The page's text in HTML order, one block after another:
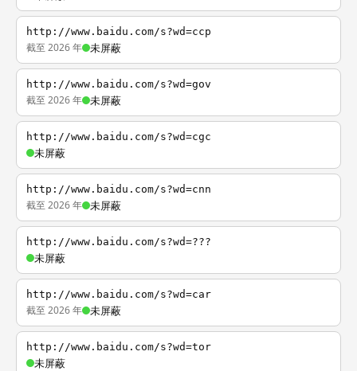
http://www.baidu.com/s?wd=ccp
截至 2026 年 未屏蔽
http://www.baidu.com/s?wd=gov
截至 2026 年 未屏蔽
http://www.baidu.com/s?wd=cgc
未屏蔽
http://www.baidu.com/s?wd=cnn
截至 2026 年 未屏蔽
http://www.baidu.com/s?wd=???
未屏蔽
http://www.baidu.com/s?wd=car
截至 2026 年 未屏蔽
http://www.baidu.com/s?wd=tor
未屏蔽